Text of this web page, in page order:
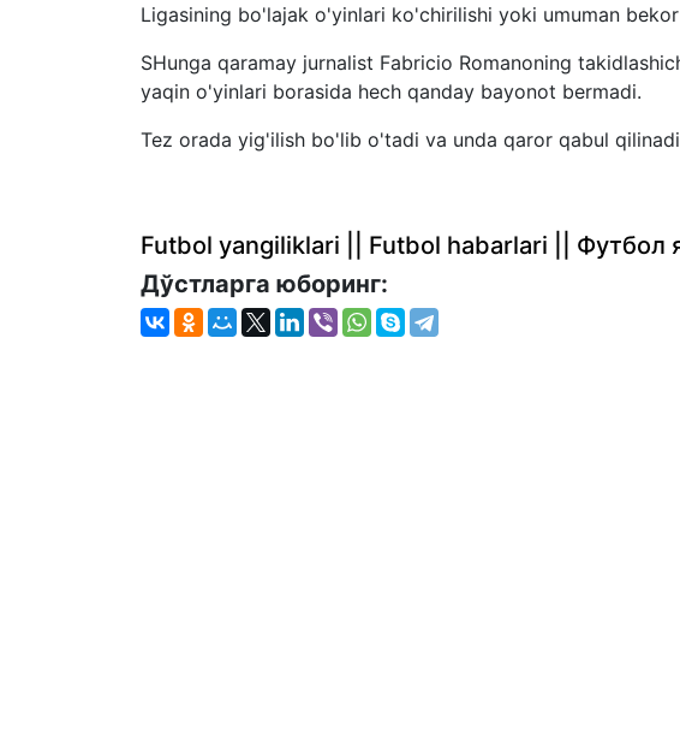
Ligasining bo'lajak o'yinlari ko'chirilishi yoki umuman
SHunga qaramay jurnalist Fabricio Romanoning
yaqin o'yinlari borasida hech qanday bayonot bermadi.
Tez orada yig'ilish bo'lib o'tadi va unda qaror qabul
Futbol yangiliklari || Futbol habarlari || Футбол
Дўстларга юборинг: